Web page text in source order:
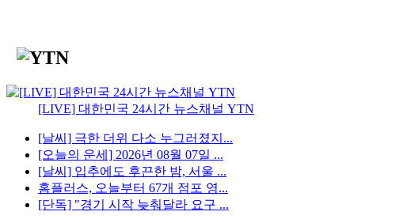
[LIVE] 대한민국 24시간 뉴스채널 YTN
[날씨] 극한 더위 다소 누그러졌지...
[오늘의 운세] 2026년 08월 07일 ...
[날씨] 입추에도 후끈한 밤, 서울 ...
홈플러스, 오늘부터 67개 점포 영...
[단독] "경기 시작 늦춰달라 요구 ...